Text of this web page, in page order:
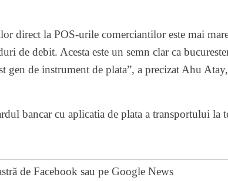
direct la POS-urile comerciantilor este mai
de debit. Acesta este un semn clar ca
gen de instrument de plata”, a precizat Ahu
bancar cu aplicatia de plata a transportului la
de Facebook sau pe Google News